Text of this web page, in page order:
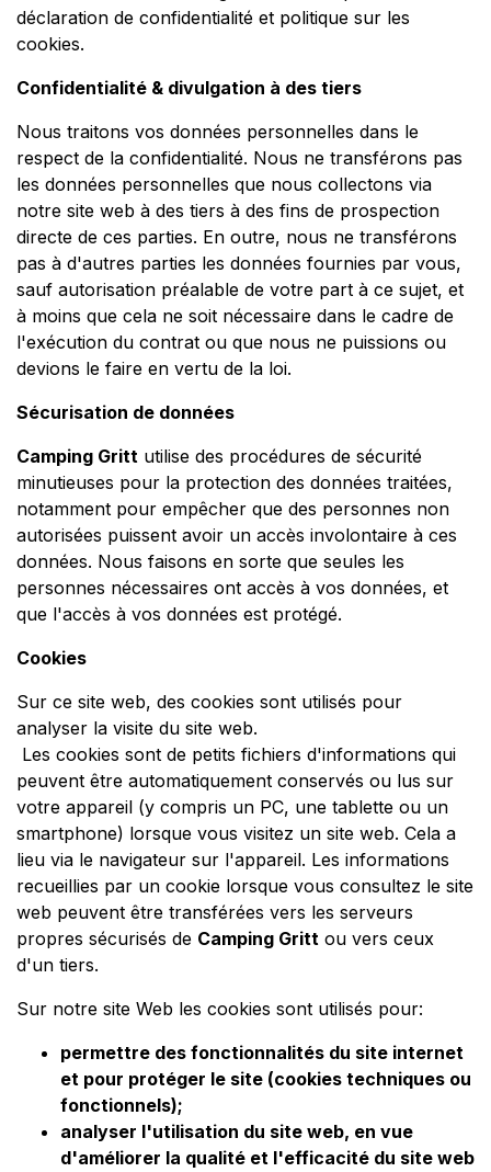
déclaration de confidentialité et politique sur les
cookies.
Confidentialité & divulgation à des tiers
Nous traitons vos données personnelles dans le
respect de la confidentialité. Nous ne transférons pas
les données personnelles que nous collectons via
notre site web à des tiers à des fins de prospection
directe de ces parties. En outre, nous ne transférons
pas à d'autres parties les données fournies par vous,
sauf autorisation préalable de votre part à ce sujet, et
à moins que cela ne soit nécessaire dans le cadre de
l'exécution du contrat ou que nous ne puissions ou
devions le faire en vertu de la loi.
Sécurisation de données
Camping Gritt utilise des procédures de sécurité
minutieuses pour la protection des données traitées,
notamment pour empêcher que des personnes non
autorisées puissent avoir un accès involontaire à ces
données. Nous faisons en sorte que seules les
personnes nécessaires ont accès à vos données, et
que l'accès à vos données est protégé.
Cookies
Sur ce site web, des cookies sont utilisés pour
analyser la visite du site web.
Les cookies sont de petits fichiers d'informations qui
peuvent être automatiquement conservés ou lus sur
votre appareil (y compris un PC, une tablette ou un
smartphone) lorsque vous visitez un site web. Cela a
lieu via le navigateur sur l'appareil. Les informations
recueillies par un cookie lorsque vous consultez le site
web peuvent être transférées vers les serveurs
propres sécurisés de Camping Gritt ou vers ceux
d'un tiers.
Sur notre site Web les cookies sont utilisés pour:
permettre des fonctionnalités du site internet
et pour protéger le site (cookies techniques ou
fonctionnels);
analyser l'utilisation du site web, en vue
d'améliorer la qualité et l'efficacité du site web